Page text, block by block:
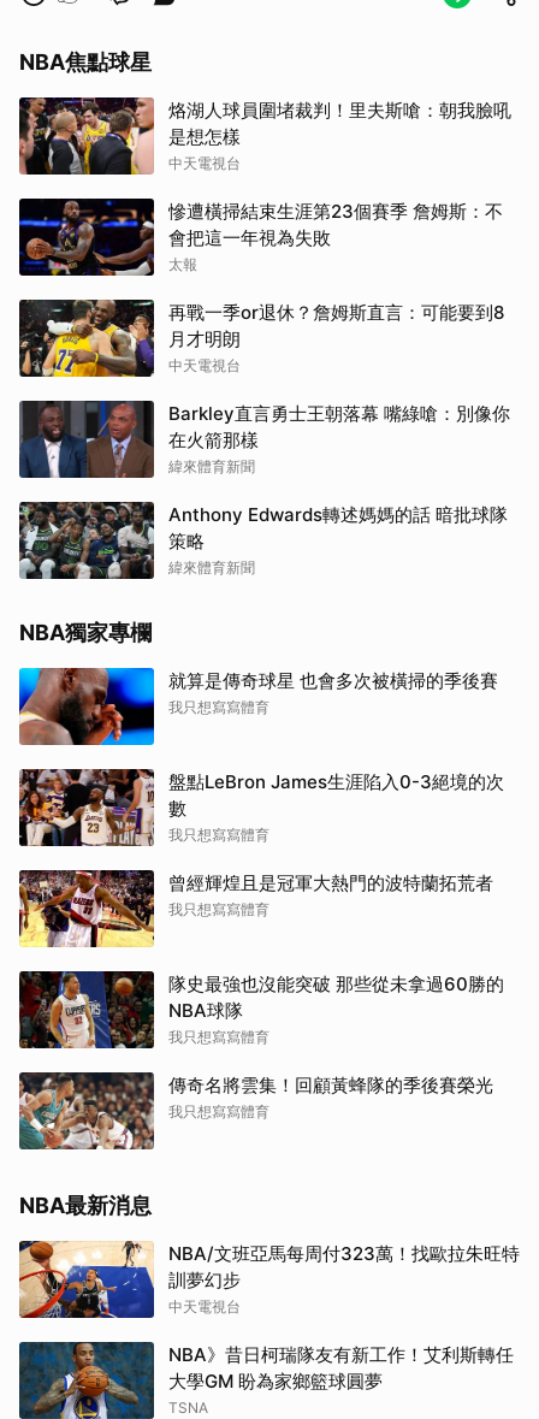
NBA焦點球星
烙湖人球員圍堵裁判！里夫斯嗆：朝我臉吼
是想怎樣
中天電視台
慘遭橫掃結束生涯第23個賽季 詹姆斯：不
會把這一年視為失敗
太報
再戰一季or退休？詹姆斯直言：可能要到8
月才明朗
中天電視台
Barkley直言勇士王朝落幕 嘴綠嗆：別像你
在火箭那樣
緯來體育新聞
Anthony Edwards轉述媽媽的話 暗批球隊
策略
緯來體育新聞
NBA獨家專欄
就算是傳奇球星 也會多次被橫掃的季後賽
我只想寫寫體育
盤點LeBron James生涯陷入0-3絕境的次
數
我只想寫寫體育
曾經輝煌且是冠軍大熱門的波特蘭拓荒者
我只想寫寫體育
隊史最強也沒能突破 那些從未拿過60勝的
NBA球隊
我只想寫寫體育
傳奇名將雲集！回顧黃蜂隊的季後賽榮光
我只想寫寫體育
NBA最新消息
NBA/文班亞馬每周付323萬！找歐拉朱旺特
訓夢幻步
中天電視台
NBA》昔日柯瑞隊友有新工作！艾利斯轉任
大學GM 盼為家鄉籃球圓夢
TSNA
取消